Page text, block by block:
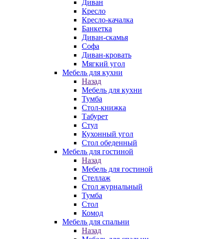
Диван
Кресло
Кресло-качалка
Банкетка
Диван-скамья
Софа
Диван-кровать
Мягкий угол
Мебель для кухни
Назад
Мебель для кухни
Тумба
Стол-книжка
Табурет
Стул
Кухонный угол
Стол обеденный
Мебель для гостиной
Назад
Мебель для гостиной
Стеллаж
Стол журнальный
Тумба
Стол
Комод
Мебель для спальни
Назад